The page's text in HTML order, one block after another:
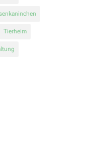
Tierheim